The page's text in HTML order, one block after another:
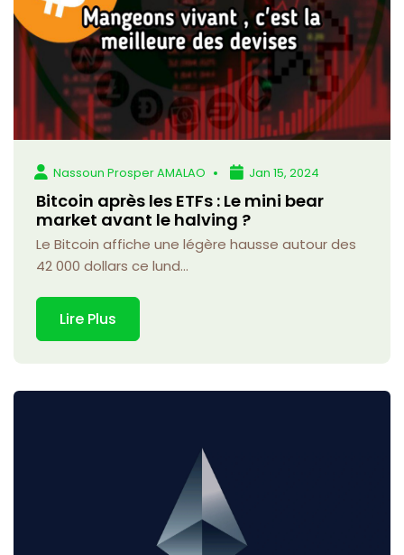
Nassoun Prosper AMALAO Jan 15, 2024
Bitcoin après les ETFs : Le mini bear
market avant le halving ?
Le Bitcoin affiche une légère hausse autour des
42 000 dollars ce lund...
Lire Plus